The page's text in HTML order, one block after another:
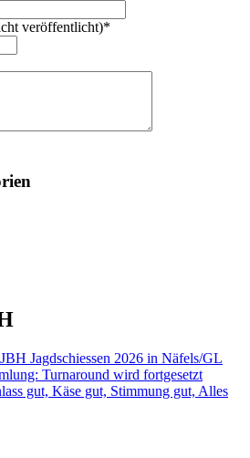
veröffentlicht)*
Jagdschiessen 2026 in Näfels/GL
Turnaround wird fortgesetzt
gut, Käse gut, Stimmung gut, Alles